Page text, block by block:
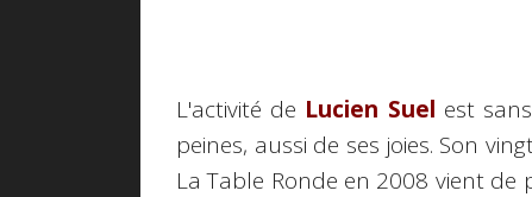
L'activité de Lucien Suel est
peines, aussi de ses joies. Son
La Table Ronde en 2008 vient